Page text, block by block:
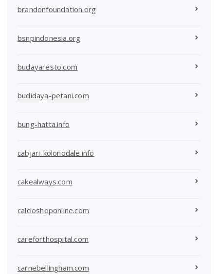
brandonfoundation.org
bsnpindonesia.org
budayaresto.com
budidaya-petani.com
bung-hatta.info
cabjari-kolonodale.info
cakealways.com
calcioshoponline.com
careforthospital.com
carnebellingham.com